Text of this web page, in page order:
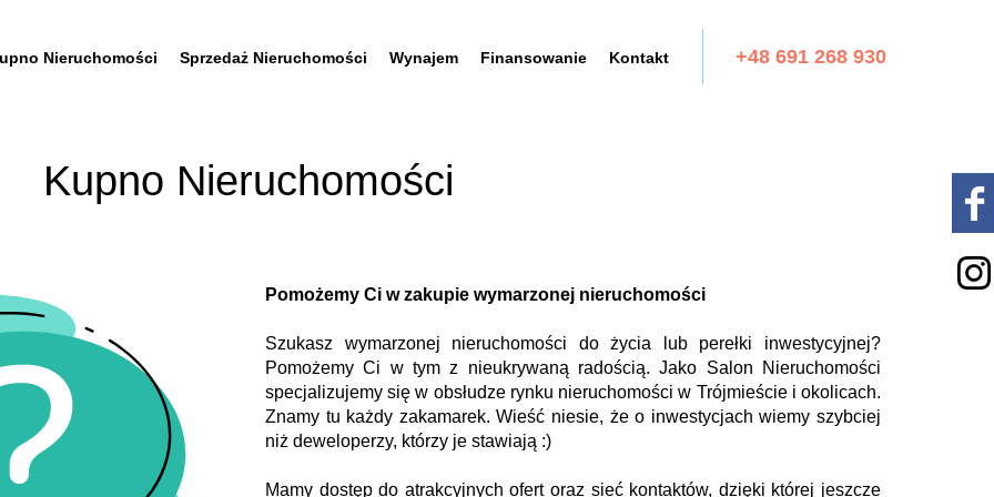
Nieruchomości Sprzedaż Nieruchomości Wynajem Finansowanie Kontakt +48 691 268 930
Kupno Nieruchomości
Pomożemy Ci w zakupie wymarzonej nieruchomości
Szukasz wymarzonej nieruchomości do życia lub perełki inwestycyjnej?
Pomożemy Ci w tym z nieukrywaną radością. Jako Salon Nieruchomości
specjalizujemy się w obsłudze rynku nieruchomości w Trójmieście i okolicach.
Znamy tu każdy zakamarek. Wieść niesie, że o inwestycjach wiemy szybciej
niż deweloperzy, którzy je stawiają :)
Mamy dostęp do atrakcyjnych ofert oraz sieć kontaktów, dzięki której jeszcze